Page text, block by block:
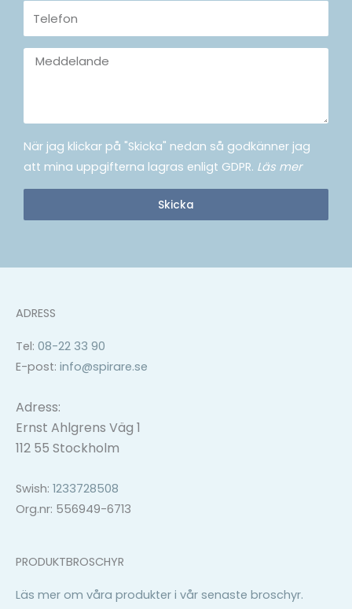
Meddelande
När jag klickar på "Skicka" nedan så godkänner jag
att mina uppgifterna lagras enligt GDPR. Läs mer
Skicka
ADRESS
Tel: 08-22 33 90
E-post: info@spirare.se
Adress:
Ernst Ahlgrens Väg 1
112 55 Stockholm
Swish: 1233728508
Org.nr: 556949-6713
PRODUKTBROSCHYR
Läs mer om våra produkter i vår senaste broschyr.